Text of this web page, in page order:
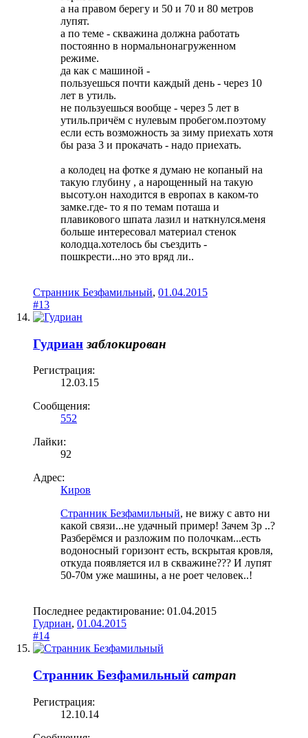
а на правом берегу и 50 и 70 и 80 метров
лупят.
а по теме - скважина должна работать
постоянно в нормальнонагруженном
режиме.
да как с машиной -
пользуешься почти каждый день - через 10
лет в утиль.
не пользуешься вообще - через 5 лет в
утиль.причём с нулевым пробегом.поэтому
если есть возможность за зиму приехать хотя
бы раза 3 и прокачать - надо приехать.
а колодец на фотке я думаю не копаный на
такую глубину , а нарощенный на такую
высоту.он находится в европах в каком-то
замке.где- то я по темам поташа и
плавикового шпата лазил и наткнулся.меня
больше интересовал материал стенок
колодца.хотелось бы съездить -
пошкрести...но это вряд ли..
Странник Безфамильный, 01.04.2015
#13
Гудриан заблокирован
Регистрация:
12.03.15
Сообщения:
552
Лайки:
92
Адрес:
Киров
Странник Безфамильный, не вижу с авто ни
какой связи...не удачный пример! Зачем 3р ..?
Разберёмся и разложим по полочкам...есть
водоносный горизонт есть, вскрытая кровля,
откуда появляется ил в скважине??? И лупят
50-70м уже машины, а не роет человек..!
Последнее редактирование: 01.04.2015
Гудриан, 01.04.2015
#14
Странник Безфамильный сатрап
Регистрация:
12.10.14